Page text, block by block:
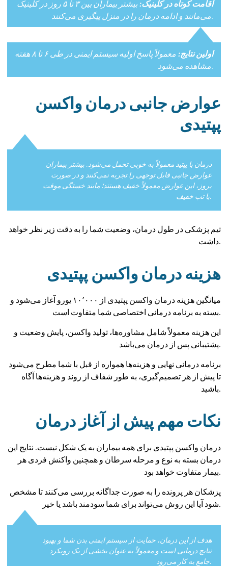
اقامت کوتاه در کلینیک:
بیشتر بیماران بین ۳ تا ۵ روز در کلینیک
می‌مانند و ادامه درمان را در منزل پیگیری می‌کنند.
اولین نتایج:
معمولاً پاسخ اولیه سیستم ایمنی در طی ۶ تا ۸ هفته
مشاهده می‌شود.
عوارض جانبی درمان واکسن
پپتیدی
درمان با پپتید معمولاً به خوبی تحمل می‌شود. بیشتر بیماران
عوارض جانبی قابل توجهی را تجربه نمی‌کنند و در صورت
بروز، این عوارض معمولاً خفیف هستند؛ مانند خستگی موقت
یا تب خفیف.
تیم پزشکی در طول درمان، وضعیت شما را به دقت زیر نظر خواهد
داشت.
هزینه درمان واکسن پپتیدی
میانگین هزینه درمان واکسن پپتیدی از ۱۰٬۰۰۰ یورو آغاز می‌شود و
بسته به برنامه درمانی اختصاصی شما متفاوت است.
این هزینه معمولاً شامل مشاوره‌ها، تولید واکسن، پایش وضعیت و
پشتیبانی پس از درمان می‌باشد.
برنامه درمانی نهایی و هزینه‌ها همواره از قبل با شما مطرح می‌شود
تا پیش از هر تصمیم‌گیری، به طور شفاف از روند و هزینه‌ها آگاه
باشید.
نکات مهم پیش از آغاز درمان
درمان واکسن پپتیدی برای همه بیماران به یک شکل نیست. نتایج این
درمان بسته به نوع و مرحله سرطان و همچنین واکنش فردی هر
بیمار متفاوت خواهد بود.
پزشکان هر پرونده را به صورت جداگانه بررسی می‌کنند تا مشخص
شود آیا این روش می‌تواند برای شما سودمند باشد یا خیر.
هدف از این درمان، حمایت از سیستم ایمنی بدن شما و بهبود
نتایج درمانی است و معمولاً به عنوان بخشی از یک رویکرد
جامع به کار می‌رود.